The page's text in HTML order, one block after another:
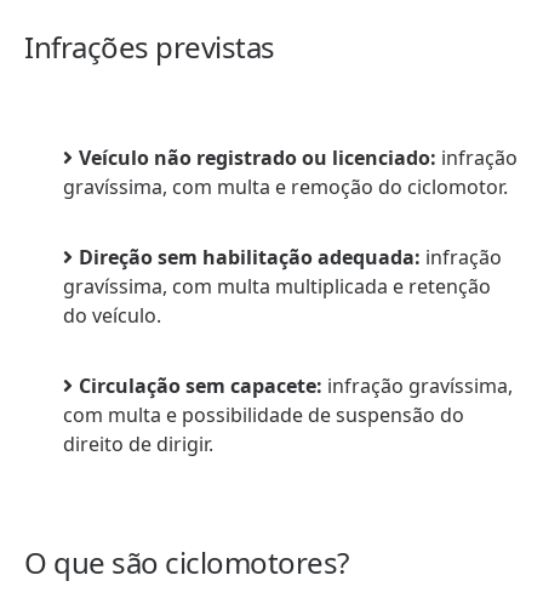
Infrações previstas
Veículo não registrado ou licenciado: infração
gravíssima, com multa e remoção do ciclomotor.
Direção sem habilitação adequada: infração
gravíssima, com multa multiplicada e retenção
do veículo.
Circulação sem capacete: infração gravíssima,
com multa e possibilidade de suspensão do
direito de dirigir.
O que são ciclomotores?